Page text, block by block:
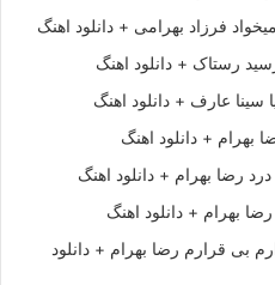
فرزاد بهرامی + دانلود اهنگ
رستاک + دانلود اهنگ
سینا عارف + دانلود اهنگ
بهرام + دانلود اهنگ
رضا بهرام + دانلود اهنگ
بهرام + دانلود اهنگ
بی قرارم رضا بهرام + دانلود